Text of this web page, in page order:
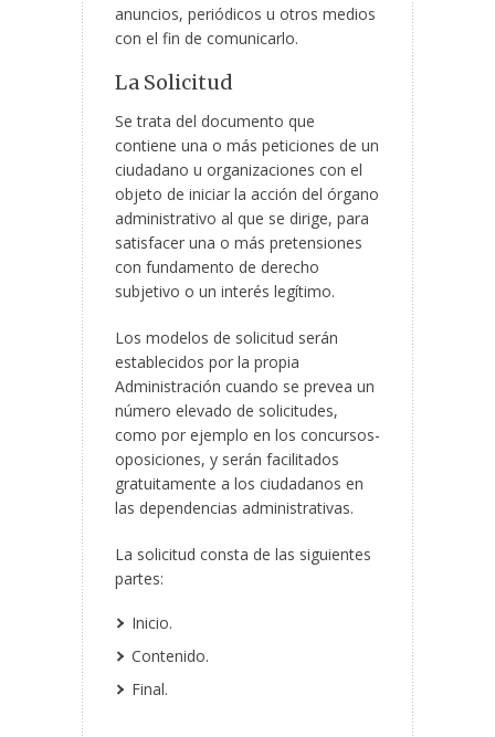
anuncios, periódicos u otros medios
con el fin de comunicarlo.
La Solicitud
Se trata del documento que
contiene una o más peticiones de un
ciudadano u organizaciones con el
objeto de iniciar la acción del órgano
administrativo al que se dirige, para
satisfacer una o más pretensiones
con fundamento de derecho
subjetivo o un interés legítimo.
Los modelos de solicitud serán
establecidos por la propia
Administración cuando se prevea un
número elevado de solicitudes,
como por ejemplo en los concursos-
oposiciones, y serán facilitados
gratuitamente a los ciudadanos en
las dependencias administrativas.
La solicitud consta de las siguientes
partes:
Inicio.
Contenido.
Final.